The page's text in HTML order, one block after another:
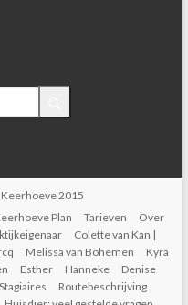
2015
Plan Tarieven
Over
Colette van Kan |
Melissa van Bohemen
Kyra
Esther Hanneke
Denise
Stagiaires
Routebeschrijving